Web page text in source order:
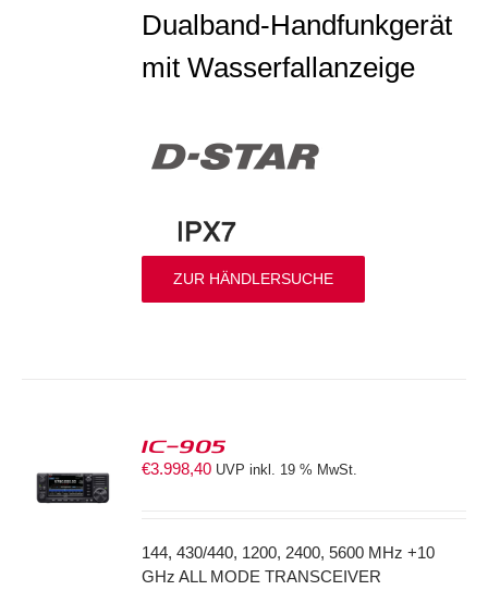
Dualband-Handfunkgerät
mit Wasserfallanzeige
ZUR HÄNDLERSUCHE
IC-905
€3.998,40 UVP inkl. 19 % MwSt.
144, 430/440, 1200, 2400, 5600 MHz +10
GHz ALL MODE TRANSCEIVER